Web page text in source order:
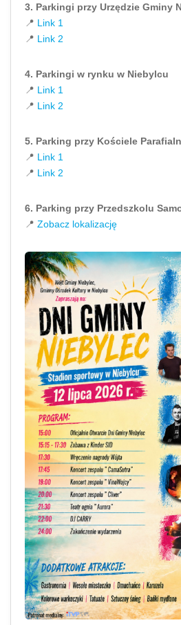
3. Parkingi przy Urzędzie Gminy
📍 Link 1
📍 Link 2
4. Parkingi w rynku w Niebylcu
📍 Link 1
📍 Link 2
5. Parking przy Kościele
📍 Link 1
📍 Link 2
6. Parking przy Przedszkolu
📍 Zobacz lokalizację